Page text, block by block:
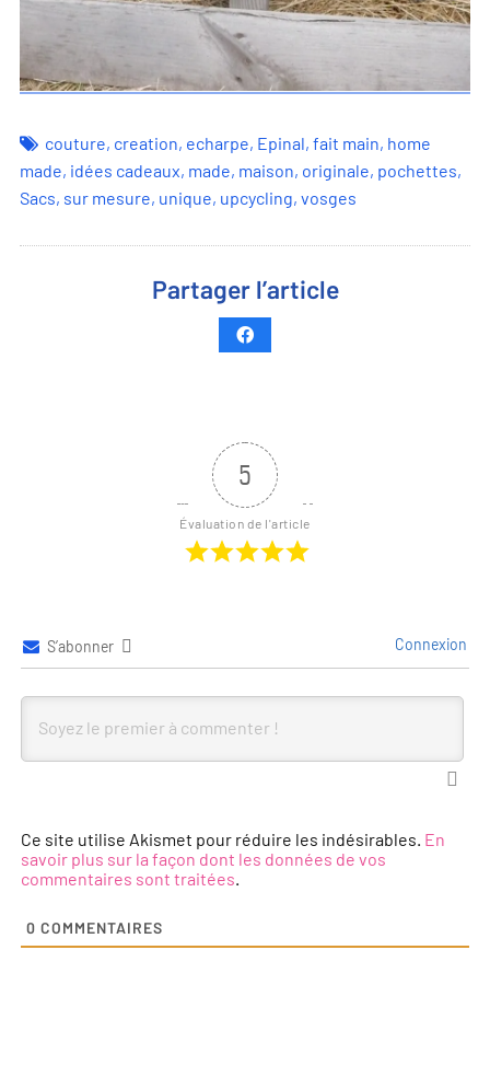
couture, creation, echarpe, Epinal,fait main, home
made, idées cadeaux, made, maison, originale, pochettes,
Sacs, sur mesure, unique, upcycling, vosges
Partager l’article
5
Évaluation de l'article
S’abonner Connexion
Ce site utilise Akismet pour réduire les indésirables. En
savoir plus sur la façon dont les données de vos
commentaires sont traitées.
0 COMMENTAIRES